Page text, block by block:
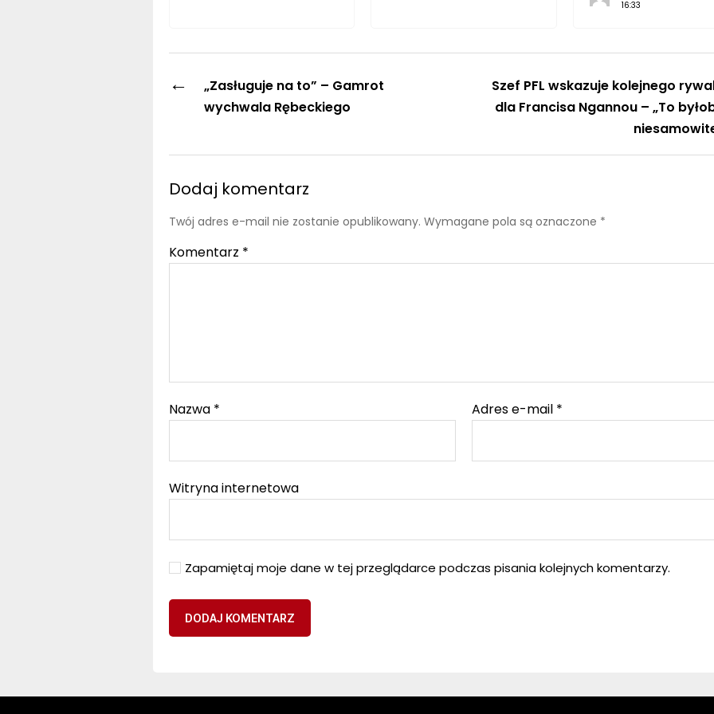
16:33
←
„Zasługuje na to” – Gamrot
wychwala Rębeckiego
Szef PFL wskazuje kolejnego
dla Francisa Ngannou – „To
Dodaj komentarz
Twój adres e-mail nie zostanie opublikowany. Wymagane pola są oznaczone *
Komentarz *
Nazwa * Adres e-mail *
Witryna internetowa
Zapamiętaj moje dane w tej przeglądarce podczas pisania kolejnych komentarzy.